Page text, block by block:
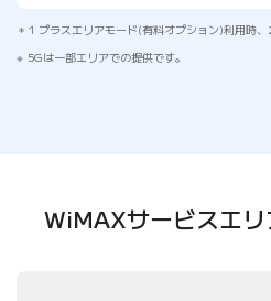
1 プラスエリアモード(有料オプション)利用時、
5Gは一部エリアでの提供です。
WiMAXサービスエリ